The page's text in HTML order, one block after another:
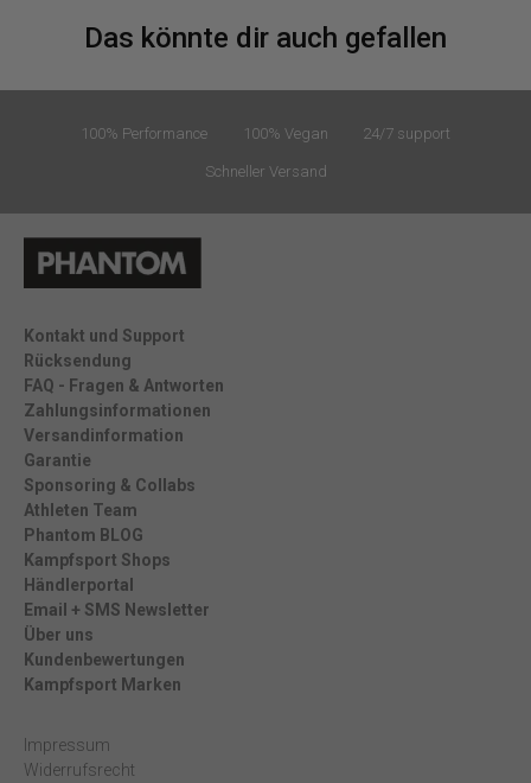
Das könnte dir auch gefallen
100% Performance 100% Vegan 24/7 support
Schneller Versand
Kontakt und Support
Rücksendung
FAQ - Fragen & Antworten
Zahlungsinformationen
Versandinformation
Garantie
Sponsoring & Collabs
Athleten Team
Phantom BLOG
Kampfsport Shops
Händlerportal
Email + SMS Newsletter
Über uns
Kundenbewertungen
Kampfsport Marken
Impressum
Widerrufsrecht